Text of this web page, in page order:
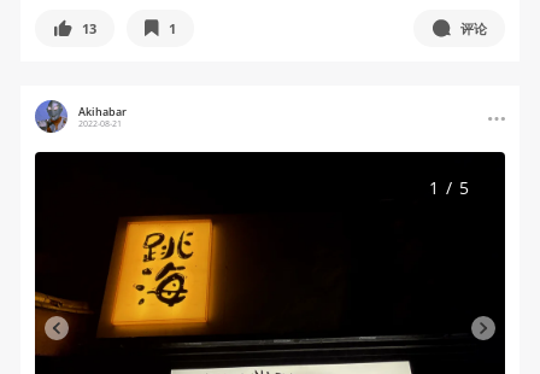
13 1 评论
Akihabar
2022-08-21
1 / 5